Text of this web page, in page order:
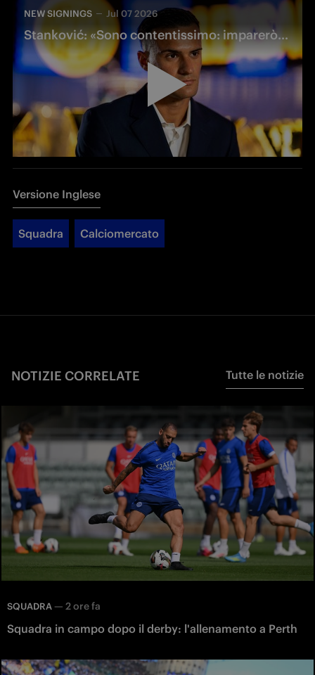
NEW SIGNINGS Jul 07 2026
Stanković: «Sono contentissimo: imparerò molto da questi campioni»
Versione Inglese
Squadra Calciomercato
NOTIZIE CORRELATE Tutte le notizie
SQUADRA — 2 ore fa
Squadra in campo dopo il derby: l'allenamento a Perth